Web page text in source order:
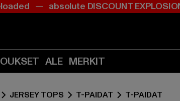
Siirry
Enter)
Siirry
Enter)
— absolute DISCOUNT
ALE MERKIT
JERSEY TOPS T-PAIDAT T-PAIDAT